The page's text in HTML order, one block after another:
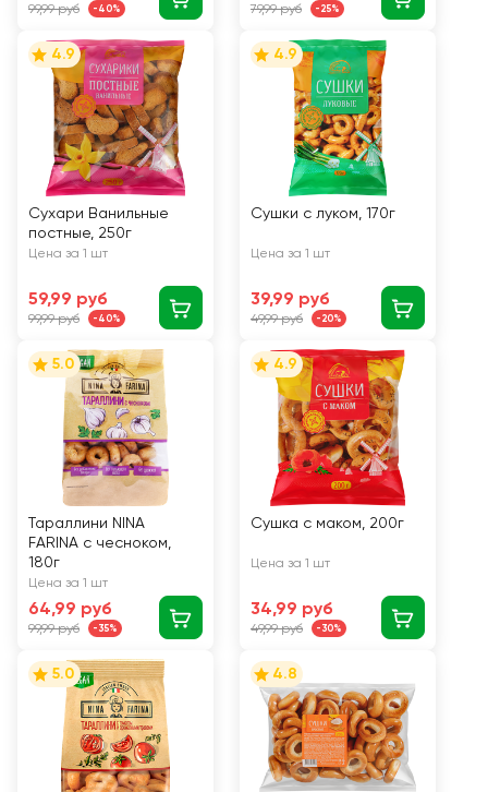
99,99 руб -40% 79,99 руб -25%
4.9
Сухари Ванильные
постные, 250г
Цена за 1 шт
59,99 руб
99,99 руб -40%
4.9
Сушки с луком, 170г
Цена за 1 шт
39,99 руб
49,99 руб -20%
5.0
Тараллини NINA
FARINA с чесноком,
180г
Цена за 1 шт
64,99 руб
99,99 руб -35%
4.9
Сушка с маком, 200г
Цена за 1 шт
34,99 руб
49,99 руб -30%
5.0 4.8